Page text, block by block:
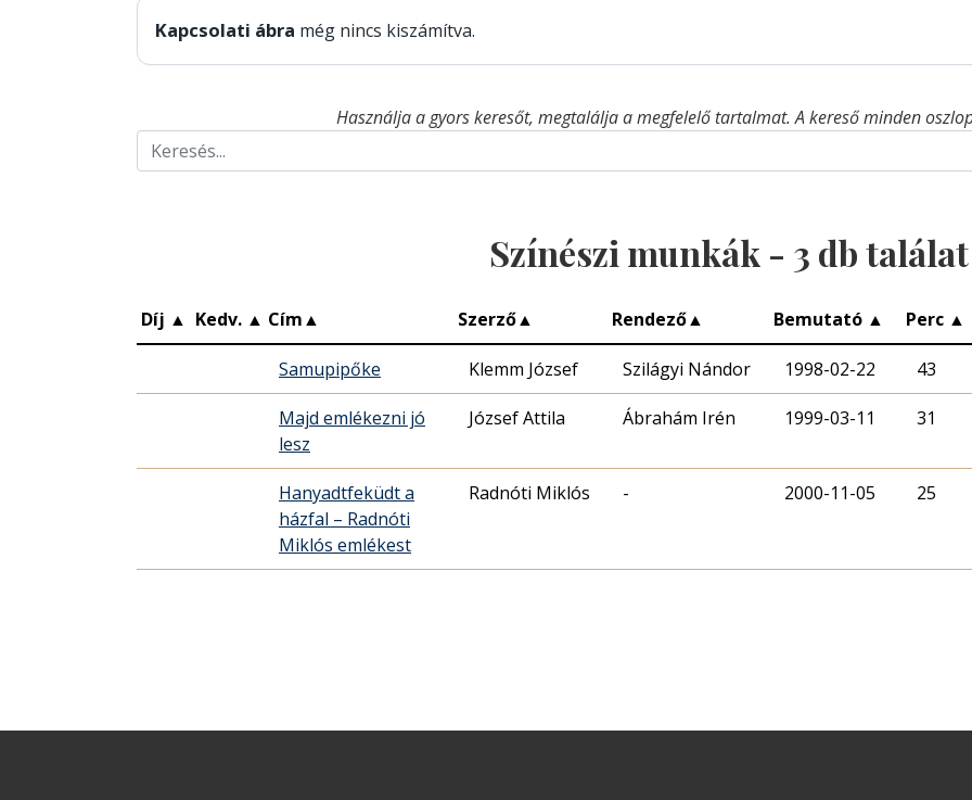
Kapcsolati ábra még nincs kiszámítva.
Használja a gyors keresőt, megtalálja a megfelelő tartalmat. A kereső minden
Színészi munkák - 3 db találat
Díj ▲ Kedv. ▲ Cím▲ Szerző▲ Rendező▲ Bemutató ▲ Perc ▲
Samupipőke Klemm József Szilágyi Nándor 1998-02-22 43
Majd emlékezni jó
lesz
József Attila Ábrahám Irén 1999-03-11 31
Hanyadtfeküdt a
házfal – Radnóti
Miklós emlékest
Radnóti Miklós - 2000-11-05 25